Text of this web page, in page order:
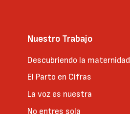
Nuestro Trabajo
Descubriendo la maternidad
El Parto en Cifras
La voz es nuestra
No entres sola